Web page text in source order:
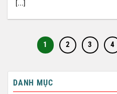
[...]
1 2 3 4
DANH MỤC